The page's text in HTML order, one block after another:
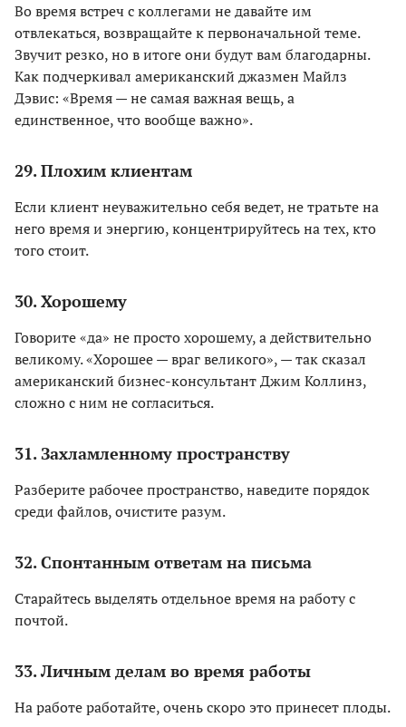
Во время встреч с коллегами не давайте им
отвлекаться, возвращайте к первоначальной теме.
Звучит резко, но в итоге они будут вам благодарны.
Как подчеркивал американский джазмен Майлз
Дэвис: «Время — не самая важная вещь, а
единственное, что вообще важно».
29. Плохим клиентам
Если клиент неуважительно себя ведет, не тратьте на
него время и энергию, концентрируйтесь на тех, кто
того стоит.
30. Хорошему
Говорите «да» не просто хорошему, а действительно
великому. «Хорошее — враг великого», — так сказал
американский бизнес-консультант Джим Коллинз,
сложно с ним не согласиться.
31. Захламленному пространству
Разберите рабочее пространство, наведите порядок
среди файлов, очистите разум.
32. Спонтанным ответам на письма
Старайтесь выделять отдельное время на работу с
почтой.
33. Личным делам во время работы
На работе работайте, очень скоро это принесет плоды.